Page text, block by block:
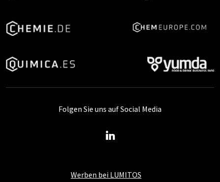
Werben bei LUMITOS
Folgen Sie uns auf Social Media